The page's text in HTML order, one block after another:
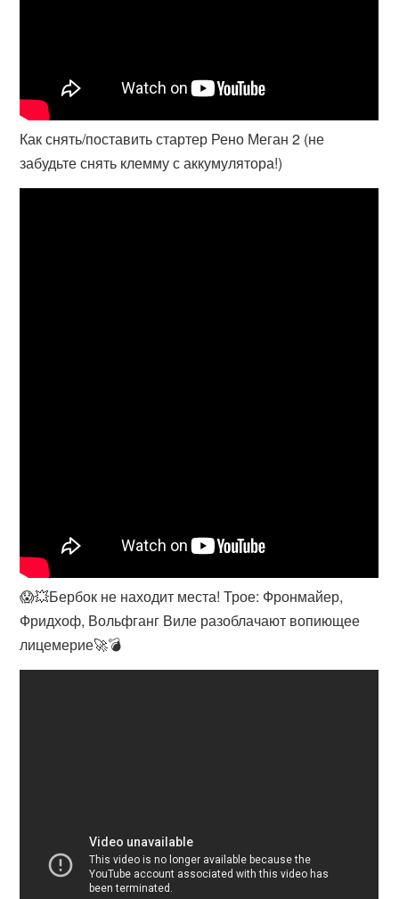
Как снять/поставить стартер Рено Меган 2 (не
забудьте снять клемму с аккумулятора!)
😱💥Бербок не находит места! Трое: Фронмайер,
Фридхоф, Вольфганг Виле разоблачают вопиющее
лицемерие🚀💣